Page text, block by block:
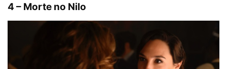
4 – Morte no Nilo